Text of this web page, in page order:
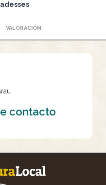
VALORACIÓN
contacto